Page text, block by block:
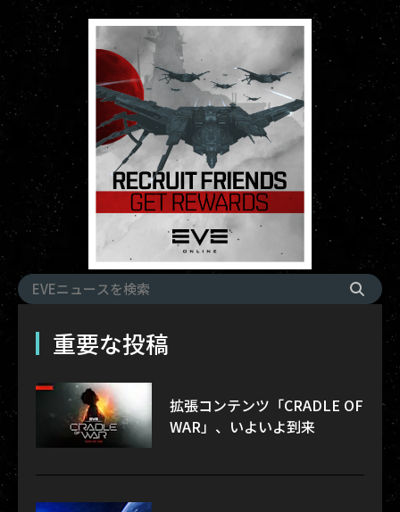
重要な投稿
拡張コンテンツ「CRADLE OF
WAR」、いよいよ到来